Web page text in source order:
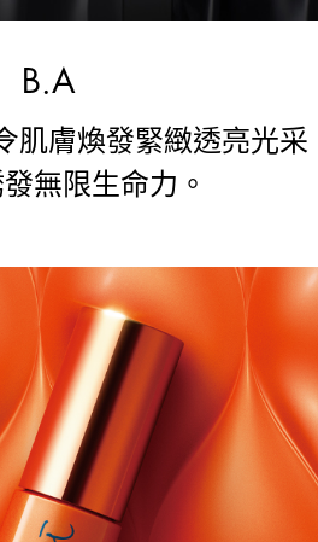
B.A
肌膚煥發緊緻透亮光采
無限生命力。